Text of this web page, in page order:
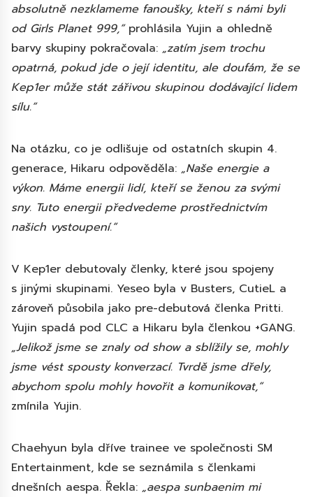
absolutně nezklameme fanoušky, kteří s námi byli
od Girls Planet 999,“prohlásila Yujin a ohledně
barvy skupiny pokračovala: „zatím jsem trochu
opatrná, pokud jde o její identitu, ale doufám, že se
Kep1er může stát zářivou skupinou dodávající lidem
sílu.“
Na otázku, co je odlišuje od ostatních skupin 4.
generace, Hikaru odpověděla: „Naše energie a
výkon. Máme energii lidí, kteří se ženou za svými
sny. Tuto energii předvedeme prostřednictvím
našich vystoupení.“
V Kep1er debutovaly členky, které jsou spojeny
s jinými skupinami. Yeseo byla v Busters, CutieL a
zároveň působila jako pre-debutová členka Pritti.
Yujin spadá pod CLC a Hikaru byla členkou +GANG.
„Jelikož jsme se znaly od show a sblížily se, mohly
jsme vést spousty konverzací. Tvrdě jsme dřely,
abychom spolu mohly hovořit a komunikovat,“
zmínila Yujin.
Chaehyun byla dříve trainee ve společnosti SM
Entertainment, kde se seznámila s členkami
dnešních aespa. Řekla: „aespa sunbaenim mi